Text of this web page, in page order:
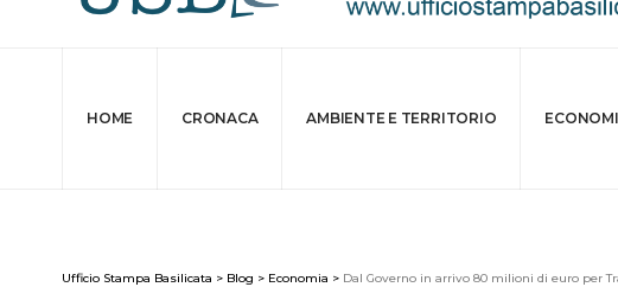
HOME CRONACA AMBIENTE E TERRITORIO
Ufficio Stampa Basilicata > Blog > Economia > Dal Governo in arrivo 80 milioni di euro per